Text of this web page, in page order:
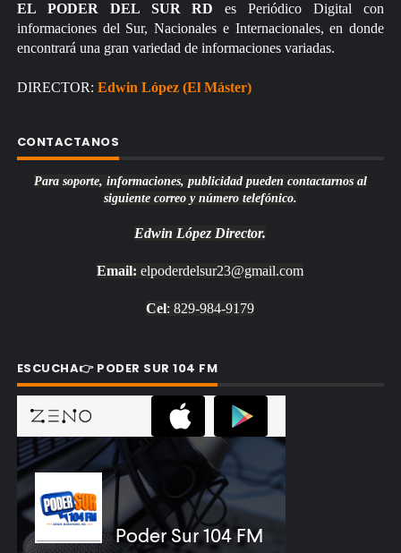
EL PODER DEL SUR RD es Periódico Digital con
informaciones del Sur, Nacionales e Internacionales, en donde
encontrará una gran variedad de informaciones variadas.
DIRECTOR: Edwin López (El Máster)
CONTACTANOS
Para soporte, informaciones, publicidad pueden contactarnos al
siguiente correo y número telefónico.
Edwin López Director.
Email: elpoderdelsur23@gmail.com
Cel: 829-984-9179
ESCUCHA👉 PODER SUR 104 FM